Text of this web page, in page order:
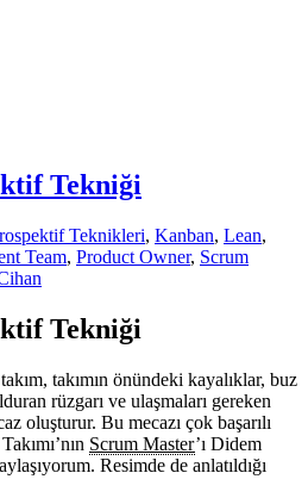
Tekniği
Teknikleri, Kanban, Lean,
Team, Product Owner, Scrum
Tekniği
takımın önündeki kayalıklar, buz
rüzgarı ve ulaşmaları gereken
oluşturur. Bu mecazı çok başarılı
Scrum Master’ı Didem
Resimde de anlatıldığı